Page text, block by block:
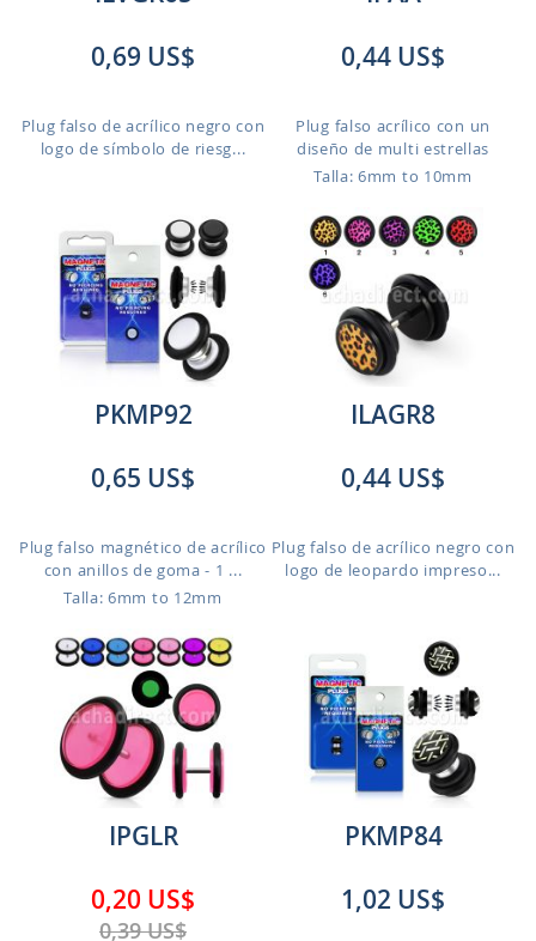
0,69 US$
Plug falso de acrílico negro con
logo de símbolo de riesg...
0,44 US$
Plug falso acrílico con un
diseño de multi estrellas
Talla: 6mm to 10mm
PKMP92
0,65 US$
Plug falso magnético de acrílico
con anillos de goma - 1 ...
Talla: 6mm to 12mm
ILAGR8
0,44 US$
Plug falso de acrílico negro con
logo de leopardo impreso...
IPGLR
0,20 US$
0,39 US$
PKMP84
1,02 US$